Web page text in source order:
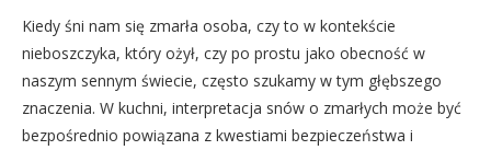
Kiedy śni nam się zmarła osoba, czy to w kontekście
nieboszczyka, który ożył, czy po prostu jako obecność w
naszym sennym świecie, często szukamy w tym głębszego
znaczenia. W kuchni, interpretacja snów o zmarłych może być
bezpośrednio powiązana z kwestiami bezpieczeństwa i